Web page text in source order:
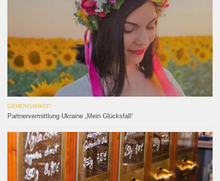
GEMEINSAMKEIT
Partnervermittlung Ukraine „Mein Glücksfall“